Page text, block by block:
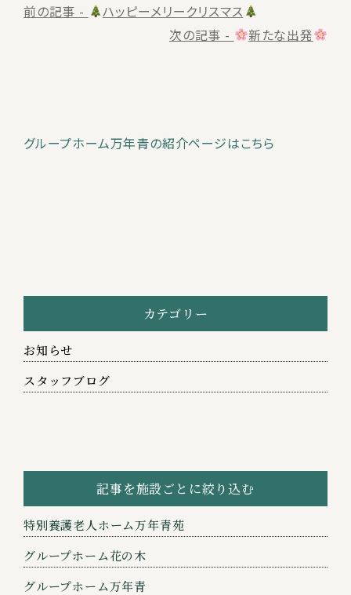
前
へ
前の記事 -
ハッピーメリークリスマス
次の記事 -
新たな出発
グループホーム万年青の紹介ページはこちら
カテゴリー
お知らせ
スタッフブログ
記事を施設ごとに絞り込む
特別養護老人ホーム万年青苑
グループホーム花の木
グループホーム万年青